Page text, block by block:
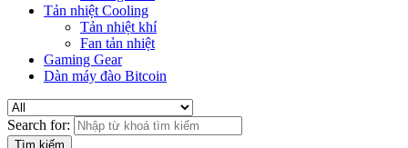
Tản nhiệt Cooling
Tản nhiệt khí
Fan tản nhiệt
Gaming Gear
Dàn máy đào Bitcoin
Search for: